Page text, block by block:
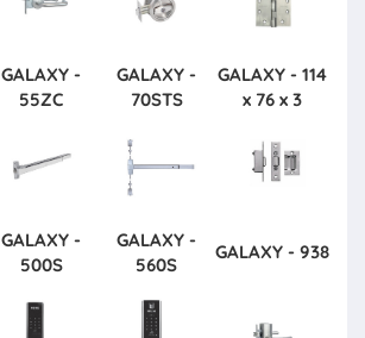
GALAXY -
55ZC
GALAXY -
70STS
GALAXY - 114
x 76 x 3
GALAXY -
500S
GALAXY -
560S
GALAXY - 938